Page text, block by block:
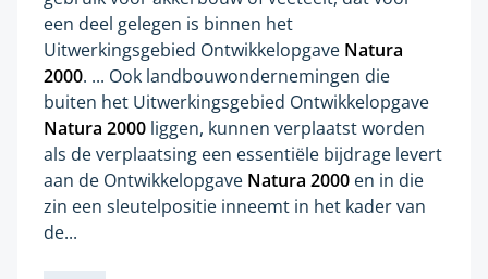
i
j
s
t
n
a
a
een deel gelegen is binnen het
Uitwerkingsgebied Ontwikkelopgave Natura
2000. ... Ook landbouwondernemingen die
buiten het Uitwerkingsgebied Ontwikkelopgave
Natura 2000 liggen, kunnen verplaatst worden
als de verplaatsing een essentiële bijdrage levert
aan de Ontwikkelopgave Natura 2000 en in die
zin een sleutelpositie inneemt in het kader van
de...